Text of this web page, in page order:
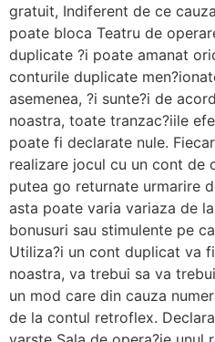
gratuit, Indiferent de ce
poate bloca Teatru de
duplicate ?i poate amanat
conturile duplicate
asemenea, ?i sunte?i de
noastra, toate tranzac?iile
poate fi declarate nule.
realizare jocul cu un cont de
putea go returnate urmarire
asta poate varia variaza de
bonusuri sau stimulente pe
Utiliza?i un cont duplicat va
noastra, va trebui sa va
un mod care din cauza
de la contul retroflex.